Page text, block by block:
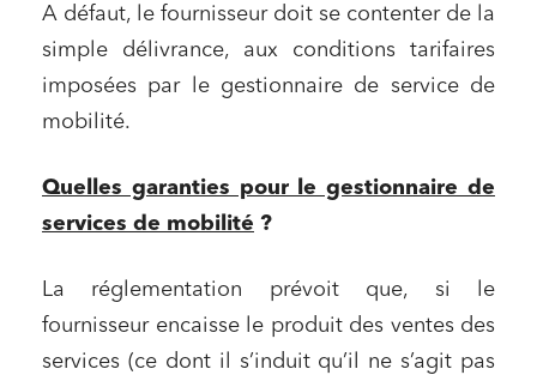
A défaut, le fournisseur doit se contenter de la
simple délivrance, aux conditions tarifaires
imposées par le gestionnaire de service de
mobilité.
Quelles garanties pour le gestionnaire de
services de mobilité ?
La réglementation prévoit que, si le
fournisseur encaisse le produit des ventes des
services (ce dont il s’induit qu’il ne s’agit pas